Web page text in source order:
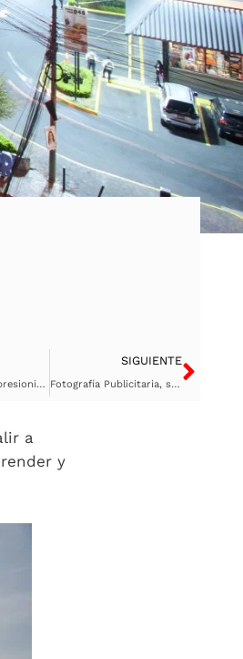
Tomatsu y el expresionismo documental
SIGUIENTE
Fotografía Publicitaria, su impacto en las campañas
a
y